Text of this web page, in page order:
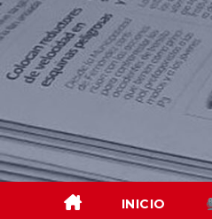
Skip
to
content
INICIO